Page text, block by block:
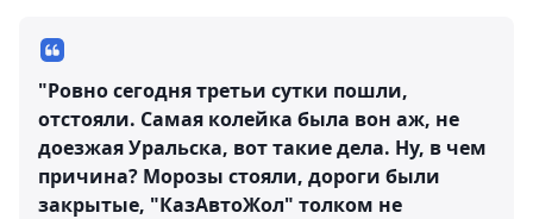
"Ровно сегодня третьи сутки пошли,
отстояли. Самая колейка была вон аж, не
доезжая Уральска, вот такие дела. Ну, в чем
причина? Морозы стояли, дороги были
закрытые, "КазАвтоЖол" толком не